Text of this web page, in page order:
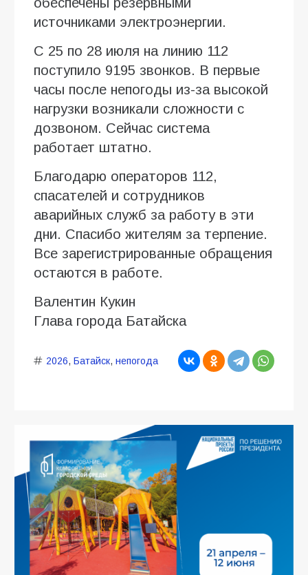
источниками электроэнергии.
С 25 по 28 июля на линию 112
поступило 9195 звонков. В первые
часы после непогоды из-за высокой
нагрузки возникали сложности с
дозвоном. Сейчас система
работает штатно.
Благодарю операторов 112,
спасателей и сотрудников
аварийных служб за работу в эти
дни. Спасибо жителям за терпение.
Все зарегистрированные обращения
остаются в работе.
Валентин Кукин
Глава города Батайска
2026, Батайск, непогода